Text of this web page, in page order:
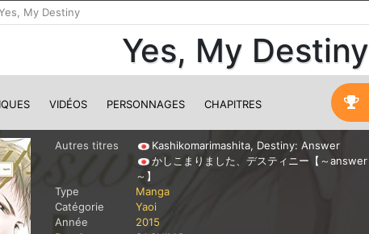
My Destiny
Yes, My Destiny
VIDÉOS PERSONNAGES CHAPITRES
Autres titres
Kashikomarimashita, Destiny: Answer
かしこまりました、デスティニー【～answer
～】
Type
Manga
Catégorie
Yaoi
Année
2015